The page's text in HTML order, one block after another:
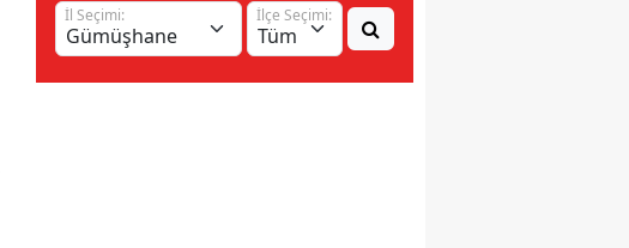
İl Seçimi: İlçe Seçimi: